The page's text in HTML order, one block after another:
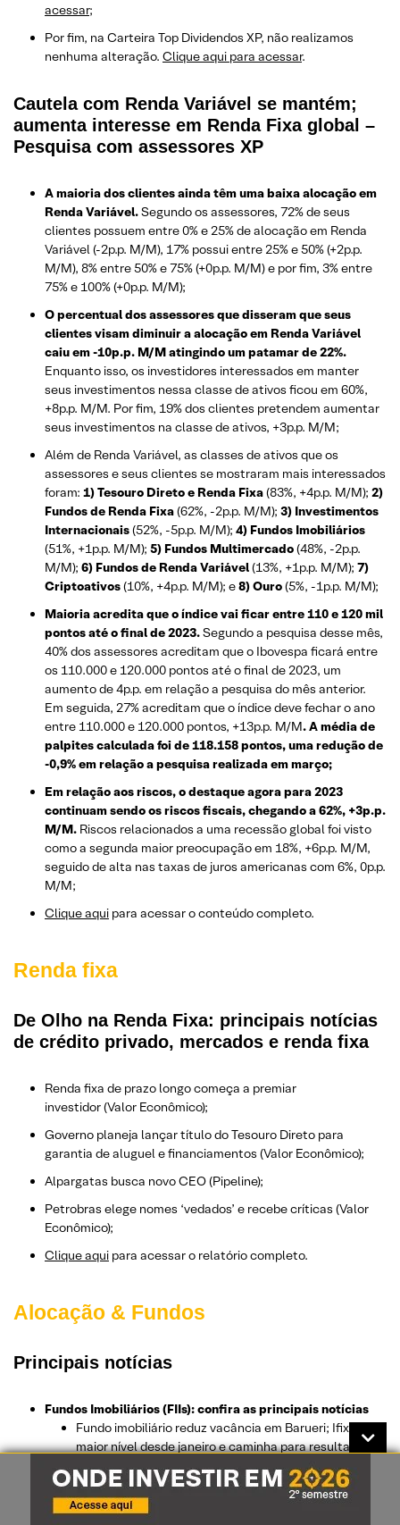
acessar;
Por fim, na Carteira Top Dividendos XP, não realizamos
nenhuma alteração. Clique aqui para acessar.
Cautela com Renda Variável se mantém;
aumenta interesse em Renda Fixa global –
Pesquisa com assessores XP
A maioria dos clientes ainda têm uma baixa alocação em
Renda Variável.Segundo os assessores, 72% de seus
clientes possuem entre 0% e 25% de alocação em Renda
Variável (-2p.p. M/M), 17% possui entre 25% e 50% (+2p.p.
M/M), 8% entre 50% e 75% (+0p.p. M/M) e por fim, 3% entre
75% e 100% (+0p.p. M/M);
O percentual dos assessores que disseram que seus
clientes visam diminuir a alocação em Renda Variável
caiu em -10p.p. M/M atingindo um patamar de 22%.
Enquanto isso, os investidores interessados em manter
seus investimentos nessa classe de ativos ficou em 60%,
+8p.p. M/M. Por fim, 19% dos clientes pretendem aumentar
seus investimentos na classe de ativos, +3p.p. M/M;
Além de Renda Variável, as classes de ativos que os
assessores e seus clientes se mostraram mais interessados
foram: 1) Tesouro Direto e Renda Fixa(83%, +4p.p. M/M); 2)
Fundos de Renda Fixa(62%, -2p.p. M/M); 3) Investimentos
Internacionais(52%, -5p.p. M/M); 4) Fundos Imobiliários
(51%, +1p.p. M/M); 5) Fundos Multimercado(48%, -2p.p.
M/M); 6) Fundos de Renda Variável(13%, +1p.p. M/M); 7)
Criptoativos(10%, +4p.p. M/M); e8) Ouro(5%, -1p.p. M/M);
Maioria acredita que o índice vai ficar entre 110 e 120 mil
pontos até o final de 2023.Segundo a pesquisa desse mês,
40% dos assessores acreditam que o Ibovespa ficará entre
os 110.000 e 120.000 pontos até o final de 2023, um
aumento de 4p.p. em relação a pesquisa do mês anterior.
Em seguida, 27% acreditam que o índice deve fechar o ano
entre 110.000 e 120.000 pontos, +13p.p. M/M. A média de
palpites calculada foi de 118.158 pontos, uma redução de
-0,9% em relação a pesquisa realizada em março;
Em relação aos riscos, o destaque agora para 2023
continuam sendo os riscos fiscais, chegando a 62%, +3p.p.
M/M. Riscos relacionados a uma recessão global foi visto
como a segunda maior preocupação em 18%, +6p.p. M/M,
seguido de alta nas taxas de juros americanas com 6%, 0p.p.
M/M;
Clique aqui para acessar o conteúdo completo.
Renda fixa
De Olho na Renda Fixa: principais notícias
de crédito privado, mercados e renda fixa
Renda fixa de prazo longo começa a premiar
investidor (Valor Econômico);
​​​​​​​Governo planeja lançar título do Tesouro Direto para
garantia de aluguel e financiamentos (Valor Econômico);
Alpargatas busca novo CEO (Pipeline);
Petrobras elege nomes ‘vedados’ e recebe críticas (Valor
Econômico);
Clique aqui para acessar o relatório completo.
Alocação & Fundos
Principais notícias
Fundos Imobiliários (FIIs): confira as principais notícias
Fundo imobiliário reduz vacância em Barueri; Ifix tem
maior nível desde janeiro e caminha para resultado
inédito em 2023 (MoneyTimes);
É ponto de entrada nos FIIs? Retorno do Ifix alcança
prêmio de 6% em relação a títulos de inflação